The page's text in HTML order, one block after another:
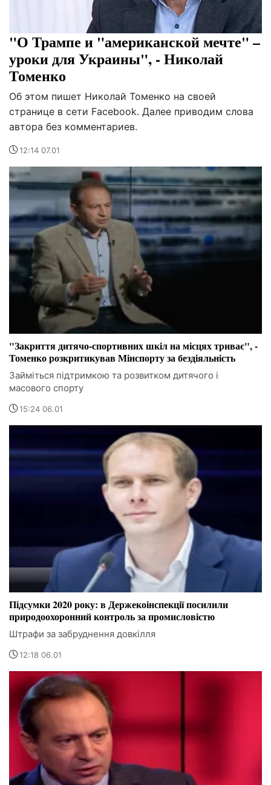
"О Трампе и "американской мечте" –
уроки для Украины", - Николай
Томенко
Об этом пишет Николай Томенко на своей
странице в сети Facebook. Далее приводим слова
автора без комментариев.
12:14 07.01
"Закриття дитячо-спортивних шкіл на місцях триває", -
Томенко розкритикував Мінспорту за бездіяльність
Займіться підтримкою та розвитком дитячого і
масового спорту
15:24 06.01
Підсумки 2020 року: в Держекоінспекції посилили
природоохоронний контроль за промисловістю
Штрафи за забруднення довкілля
12:18 06.01